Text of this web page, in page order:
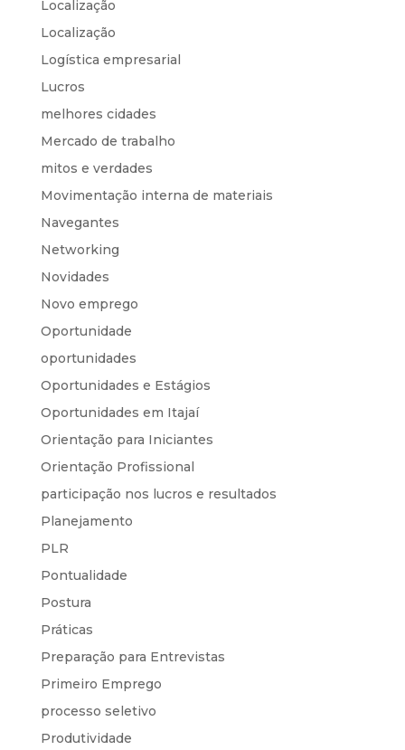
Localização
Localização
Logística empresarial
Lucros
melhores cidades
Mercado de trabalho
mitos e verdades
Movimentação interna de materiais
Navegantes
Networking
Novidades
Novo emprego
Oportunidade
oportunidades
Oportunidades e Estágios
Oportunidades em Itajaí
Orientação para Iniciantes
Orientação Profissional
participação nos lucros e resultados
Planejamento
PLR
Pontualidade
Postura
Práticas
Preparação para Entrevistas
Primeiro Emprego
processo seletivo
Produtividade